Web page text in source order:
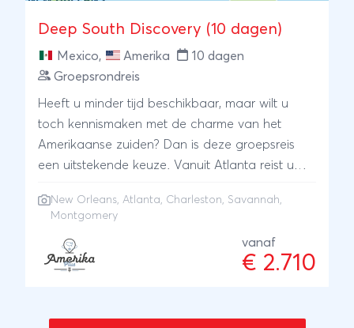
Deep South Discovery (10 dagen)
Mexico, Amerika
10 dagen
Groepsrondreis
Heeft u minder tijd beschikbaar, maar wilt u
toch kennismaken met de charme van het
Amerikaanse zuiden? Dan is deze groepsreis
een uitstekende keuze. Vanuit Atlanta reist u
Savannah, waar koloniale architectuur,
altijd zichtbaar zijn. Via Montgomery, een
belangrijke plaats in de geschiedenis van de
New Orleans, Atlanta, Charleston, Savannah,
Montgomery
vanaf
€ 2.710